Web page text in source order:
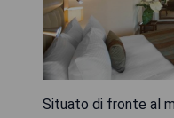
Situato di fronte al